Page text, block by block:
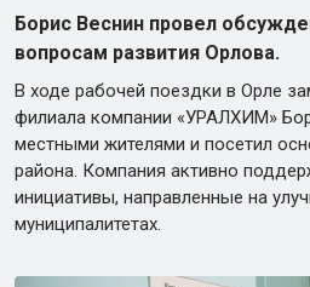
Борис Веснин провел
вопросам развития Орлова.
В ходе рабочей поездки в Орле
филиала компании «УРАЛХИМ»
местными жителями и посетил
района. Компания активно
инициативы, направленные на
муниципалитетах.